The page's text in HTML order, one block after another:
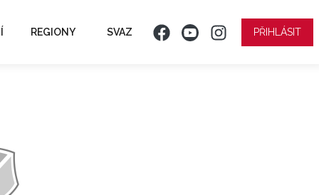
REGIONY SVAZ PŘIHLÁSIT